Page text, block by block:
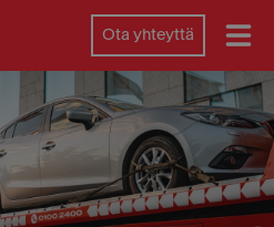
Ota yhteyttä